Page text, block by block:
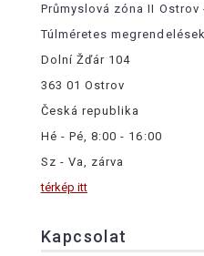
Průmyslová zóna II
Túlméretes
Dolní Žďár 104
363 01 Ostrov
Česká republika
Hé - Pé, 8:00 - 16:00
Sz - Va, zárva
térkép itt
Kapcsolat